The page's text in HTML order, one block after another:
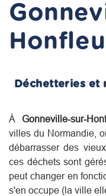
Déchetteries et
À Gonneville-sur-
villes du Normandie ,
débarrasser des
ces déchets sont
peut changer en
s'en occupe (la ville